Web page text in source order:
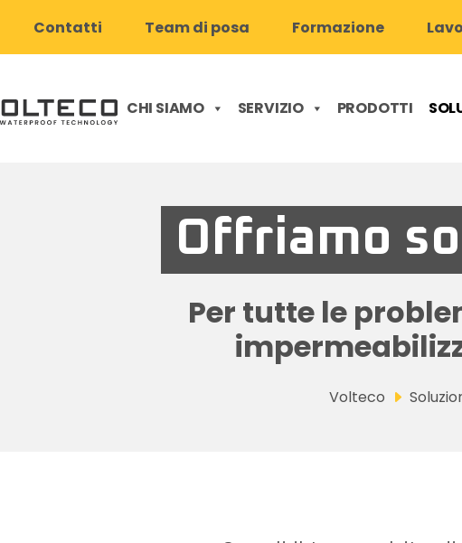
Contatti Team di posa Formazione
CHI SIAMO SERVIZIO PRODOTTI
Offriamo
Per tutte le
Volteco